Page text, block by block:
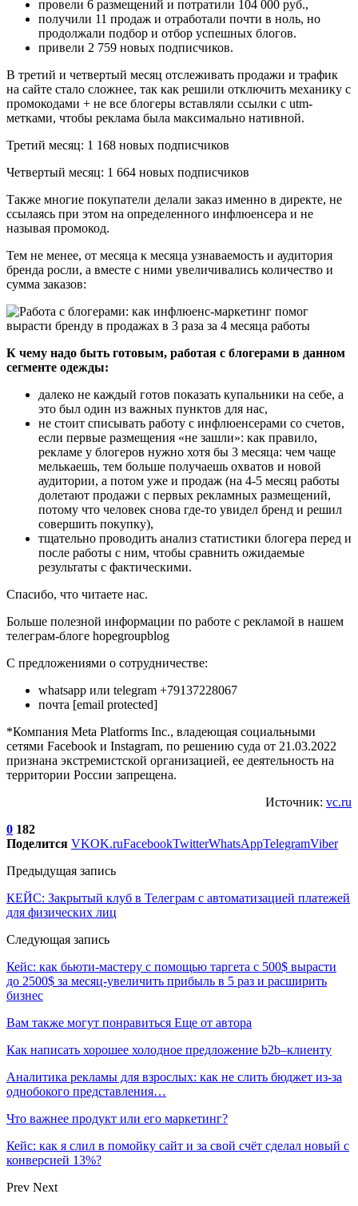
провели 6 размещений и потратили 104 000 руб.,
получили 11 продаж и отработали почти в ноль, но
продолжали подбор и отбор успешных блогов.
привели 2 759 новых подписчиков.
В третий и четвертый месяц отслеживать продажи и трафик
на сайте стало сложнее, так как решили отключить механику с
промокодами + не все блогеры вставляли ссылки с utm-
метками, чтобы реклама была максимально нативной.
Третий месяц: 1 168 новых подписчиков
Четвертый месяц: 1 664 новых подписчиков
Также многие покупатели делали заказ именно в директе, не
ссылаясь при этом на определенного инфлюенсера и не
называя промокод.
Тем не менее, от месяца к месяца узнаваемость и аудитория
бренда росли, а вместе с ними увеличивались количество и
сумма заказов:
К чему надо быть готовым, работая с блогерами в данном
сегменте одежды:
далеко не каждый готов показать купальники на себе, а
это был один из важных пунктов для нас,
не стоит списывать работу с инфлюенсерами со счетов,
если первые размещения «не зашли»: как правило,
рекламе у блогеров нужно хотя бы 3 месяца: чем чаще
мелькаешь, тем больше получаешь охватов и новой
аудитории, а потом уже и продаж (на 4-5 месяц работы
долетают продажи с первых рекламных размещений,
потому что человек снова где-то увидел бренд и решил
совершить покупку),
тщательно проводить анализ статистики блогера перед и
после работы с ним, чтобы сравнить ожидаемые
результаты с фактическими.
Спасибо, что читаете нас.
Больше полезной информации по работе с рекламой в нашем
телеграм-блоге hopegroupblog
С предложениями о сотрудничестве:
whatsapp или telegram +79137228067
почта [email protected]
*Компания Meta Platforms Inc., владеющая социальными
сетями Facebook и Instagram, по решению суда от 21.03.2022
признана экстремистской организацией, ее деятельность на
территории России запрещена.
Источник: vc.ru
0 182
Поделится VKOK.ruFacebookTwitterWhatsAppTelegramViber
Предыдущая запись
КЕЙС: Закрытый клуб в Телеграм с автоматизацией платежей
для физических лиц
Следующая запись
Кейс: как бьюти-мастеру с помощью таргета с 500$ вырасти
до 2500$ за месяц-увеличить прибыль в 5 раз и расширить
бизнес
Вам также могут понравиться Еще от автора
Как написать хорошее холодное предложение b2b–клиенту
Аналитика рекламы для взрослых: как не слить бюджет из-за
однобокого представления…
Что важнее продукт или его маркетинг?
Кейс: как я слил в помойку сайт и за свой счёт сделал новый с
конверсией 13%?
Prev Next